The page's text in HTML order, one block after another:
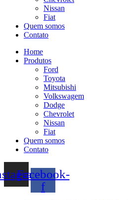
Nissan
Fiat
Quem somos
Contato
Home
Produtos
Ford
Toyota
Mitsubishi
Volkswagem
Dodge
Chevrolet
Nissan
Fiat
Quem somos
Contato
Facebook-
f